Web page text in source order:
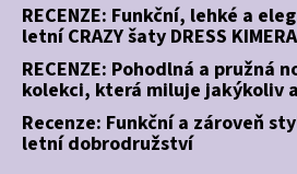
RECENZE: Funkční, lehké a
letní CRAZY šaty DRESS KIMERA
RECENZE: Pohodlná a pružná
kolekci, která miluje jakýkoliv
Recenze: Funkční a zároveň
letní dobrodružství